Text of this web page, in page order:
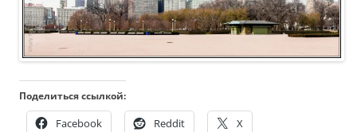
Поделиться ссылкой:
Facebook Reddit X